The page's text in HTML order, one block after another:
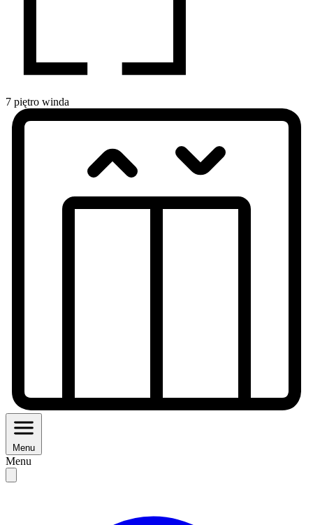
7 piętro winda
Menu
Menu